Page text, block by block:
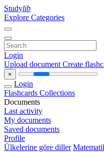
Studylib
Explore Categories
Login
Upload document Create
×
Login
Flashcards Collections
Documents
Last activity
My documents
Saved documents
Profile
Ülkelerine göre diller